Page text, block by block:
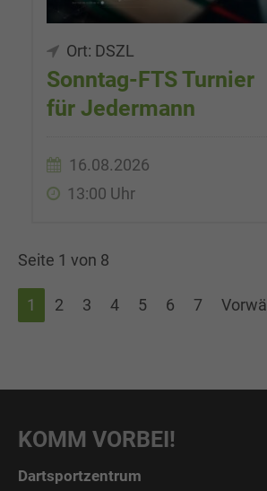
Ort: DSZL
Sonntag-FTS Turnier
für Jedermann
16.08.2026
13:00 Uhr
Seite 1 von 8
1 2 3 4 5 6 7
KOMM VORBEI!
Dartsportzentrum